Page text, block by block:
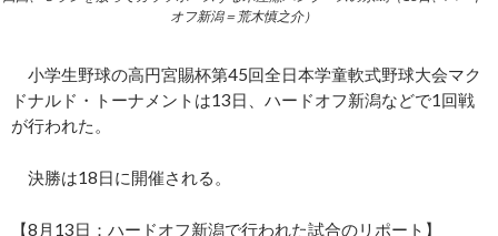
オフ新潟＝荒木慎之介）
小学生野球の高円宮賜杯第45回全日本学童軟式野球大会マク
ドナルド・トーナメントは13日、ハードオフ新潟などで1回戦
が行われた。
決勝は18日に開催される。
【8月13日：ハードオフ新潟で行われた試合のリポート】